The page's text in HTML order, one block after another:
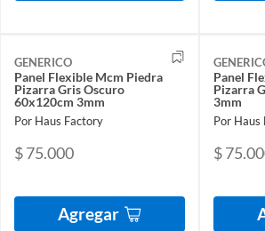
GENERICO
Panel Flexible Mcm Piedra
Pizarra Gris Oscuro
60x120cm 3mm
Por Haus Factory
$ 75.000
Agregar
Panel
Pizarra
3mm
Por Haus
$